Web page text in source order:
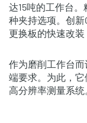
达15吨的工作台
种夹持选项。创
更换板的快速改装
作为磨削工作台
端要求。为此，
高分辨率测量系统